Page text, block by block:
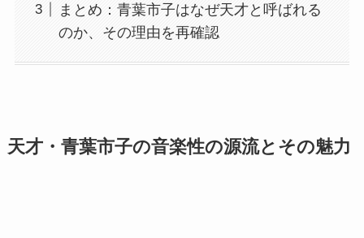
まとめ：青葉市子はなぜ天才と呼ばれる
のか、その理由を再確認
天才・青葉市子の音楽性の源流とその魅力